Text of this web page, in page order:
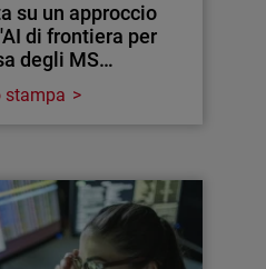
su un approccio
di frontiera per
degli MS…
stampa